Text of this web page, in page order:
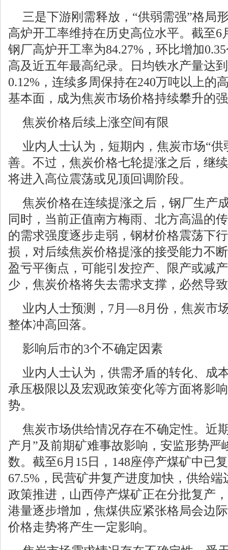
三是下游刚需释放，“供弱需强”格局
高炉开工率维持在历史高位水平。截至6
钢厂高炉开工率为84.27%，环比增加
高及近五年最高纪录。日均铁水产量达
0.12%，连续多周保持在240万吨以上的
基本面，成为焦炭市场价格持续攀升的
焦炭价格后续上涨空间有限
业内人士认为，短期内，焦炭市场“
善。不过，焦炭价格七轮提涨之后，继
将进入高位震荡或见顶回调阶段。
焦炭价格在连续提涨之后，钢厂生产
同时，当前正值南方梅雨、北方高温的
的需求强度逐步走弱，钢材价格震荡下
损，对后续焦炭价格提涨的接受能力不
盈亏平衡点，可能引发控产、限产或减
少，焦炭价格将失去需求支撑，必然导
业内人士预测，7月—8月份，焦炭市
整体冲高回落。
影响后市的3个不确定因素
业内人士认为，供需矛盾的转化、成
承压极限以及宏观政策变化等方面将影
势。
焦炭市场供给情况存在不确定性。近
产月”及前期矿难事故影响，安监形势严
数。截至6月15日，148座停产煤矿中已
67.5%，民营矿井复产进度加快，供给
政策推进，山西停产煤矿正在分批复产
港量逐步增加，焦煤供应紧张格局会边
价格走势将产生一定影响。